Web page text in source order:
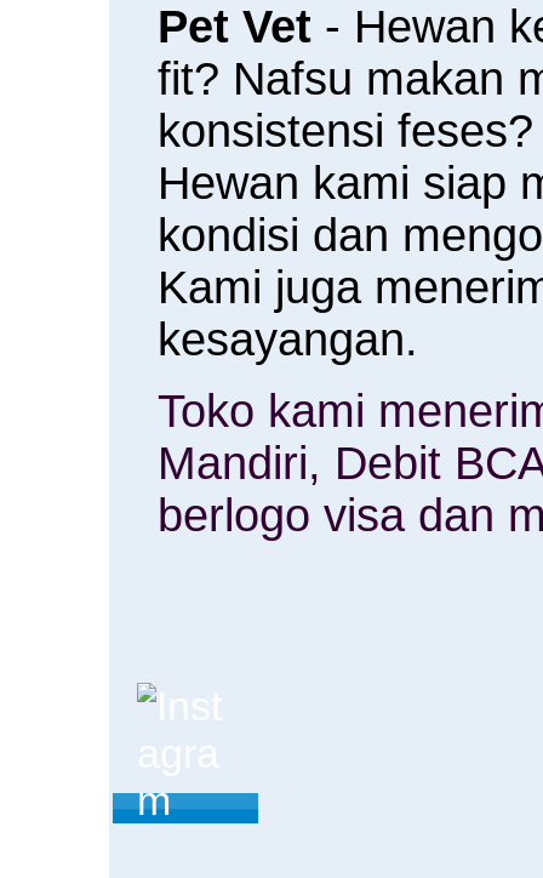
Pet Vet - Hewan
fit? Nafsu makan
konsistensi
Hewan kami siap
kondisi dan
Kami juga
kesayangan.
Toko kami
Mandiri, Debit
berlogo visa dan